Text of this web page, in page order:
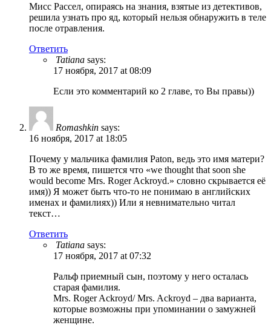
Мисс Рассел, опираясь на знания, взятые из детективов,
решила узнать про яд, который нельзя обнаружить в теле
после отравления.
Ответить
Tatiana says:
17 ноября, 2017 at 08:09
Если это комментарий ко 2 главе, то Вы правы))
Romashkin says:
16 ноября, 2017 at 18:05
Почему у мальчика фамилия Paton, ведь это имя матери?
В то же время, пишется что «we thought that soon she
would become Mrs. Roger Ackroyd.» словно скрывается её
имя)) Я может быть что-то не понимаю в английских
именах и фамилиях)) Или я невнимательно читал
текст…
Ответить
Tatiana says:
17 ноября, 2017 at 07:32
Ральф приемный сын, поэтому у него осталась
старая фамилия.
Mrs. Roger Ackroyd/ Mrs. Ackroyd – два варианта,
которые возможны при упоминании о замужней
женщине.